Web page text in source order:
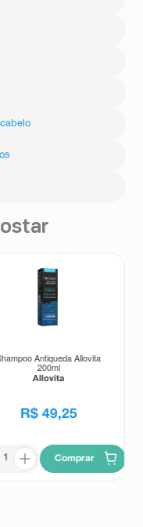
Antiqueda Allovita
200ml
Allovita
R$ 49,25
Comprar